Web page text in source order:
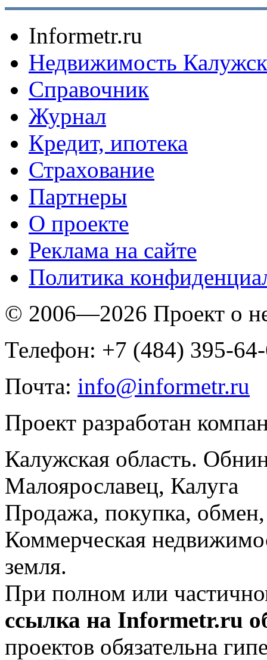
Informetr.ru
Недвижимость
Справочник
Журнал
Кредит, ипотека
Страхование
Партнеры
O проекте
Реклама на сайте
Политика
© 2006—2026 Проект о
Телефон: +7 (484) 395-
Почта: info@informetr.ru
Проект разработан
Калужская область.
Малоярославец, Калуга
Продажа, покупка, обмен,
Коммерческая
земля.
При полном или
ссылка на Informetr.ru
проектов обязательна